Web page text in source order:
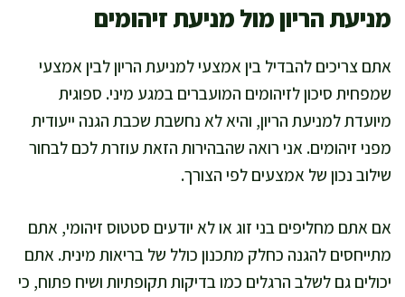
מניעת הריון מול מניעת זיהומים
אתם צריכים להבדיל בין אמצעי למניעת הריון לבין אמצעי
שמפחית סיכון לזיהומים המועברים במגע מיני. ספוגית
מיועדת למניעת הריון, והיא לא נחשבת שכבת הגנה ייעודית
מפני זיהומים. אני רואה שהבהירות הזאת עוזרת לכם לבחור
שילוב נכון של אמצעים לפי הצורך.
אם אתם מחליפים בני זוג או לא יודעים סטטוס זיהומי, אתם
מתייחסים להגנה כחלק מתכנון כולל של בריאות מינית. אתם
יכולים גם לשלב הרגלים כמו בדיקות תקופתיות ושיח פתוח, כי